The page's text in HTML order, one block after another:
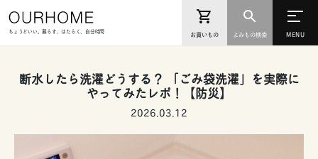
ちょうどいい。暮らす、はたらく、自分時間
断水したら洗濯どうする？ 「ごみ袋洗濯」を実際に
やってみたレポ！【防災】
2026.03.12
お買いもの よみもの検索